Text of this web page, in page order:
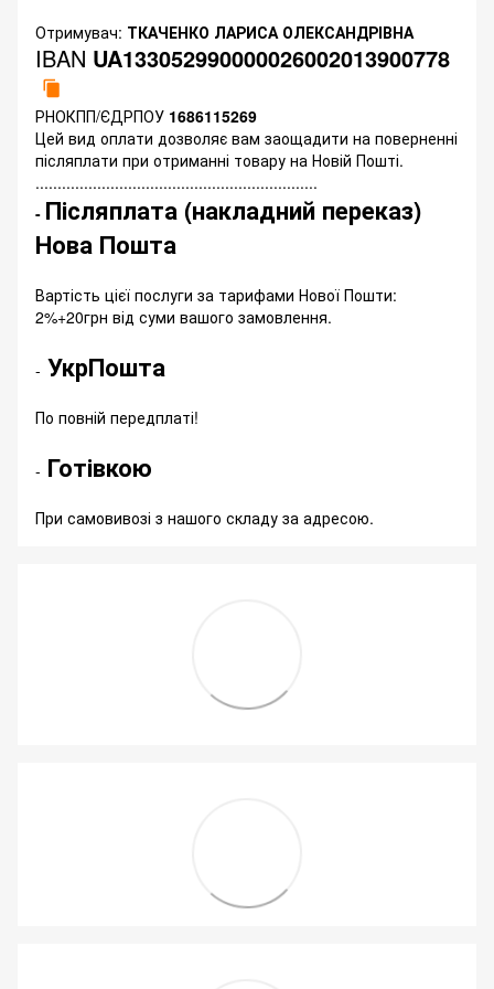
Отримувач: ТКАЧЕНКО ЛАРИСА ОЛЕКСАНДРІВНА
IBAN UA133052990000026002013900778
РНОКПП/ЄДРПОУ 1686115269
Цей вид оплати дозволяє вам заощадити на поверненні
післяплати при отриманні товару на Новій Пошті.
................................................................
- Післяплата (накладний переказ)
Нова Пошта
Вартість цієї послуги за тарифами Нової Пошти:
2%+20грн від суми вашого замовлення.
- УкрПошта
По повній передплаті!
- Готівкою
При самовивозі з нашого складу за адресою.